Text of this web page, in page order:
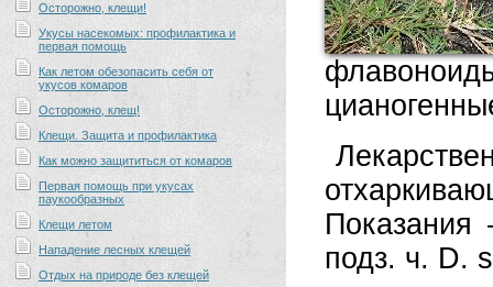
Осторожно, клещи!
Укусы насекомых: профилактика и
первая помощь
Как летом обезопасить себя от
укусов комаров
Осторожно, клещ!
Клещи. Защита и профилактика
Как можно защититься от комаров
Первая помощь при укусах
паукообразных
Клещи летом
Нападение лесных клещей
Отдых на природе без клещей
подз. ч. D.